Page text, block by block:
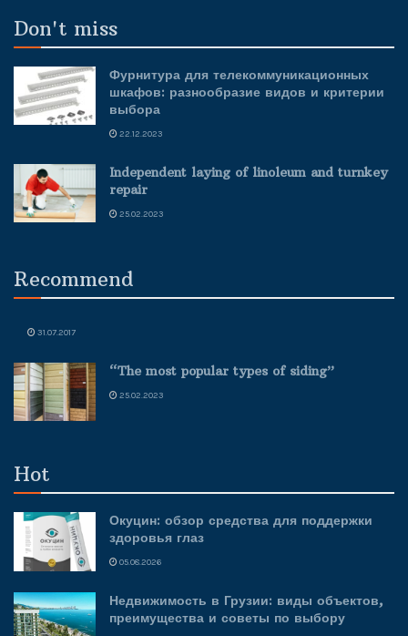
Don't miss
Фурнитура для телекоммуникационных
шкафов: разнообразие видов и критерии
выбора
22.12.2023
Independent laying of linoleum and turnkey
repair
25.02.2023
Recommend
31.07.2017
“The most popular types of siding”
25.02.2023
Hot
Окуцин: обзор средства для поддержки
здоровья глаз
05.08.2026
Недвижимость в Грузии: виды объектов,
преимущества и советы по выбору